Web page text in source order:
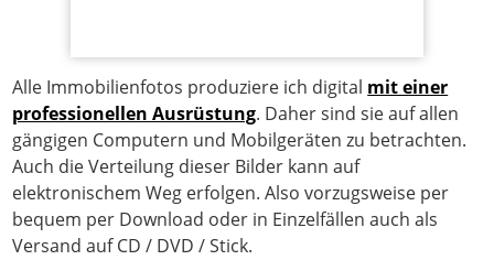
Alle Immobilienfotos produziere ich digital mit einer
professionellen Ausrüstung. Daher sind sie auf allen
gängigen Computern und Mobilgeräten zu betrachten.
Auch die Verteilung dieser Bilder kann auf
elektronischem Weg erfolgen. Also vorzugsweise per
bequem per Download oder in Einzelfällen auch als
Versand auf CD / DVD / Stick.